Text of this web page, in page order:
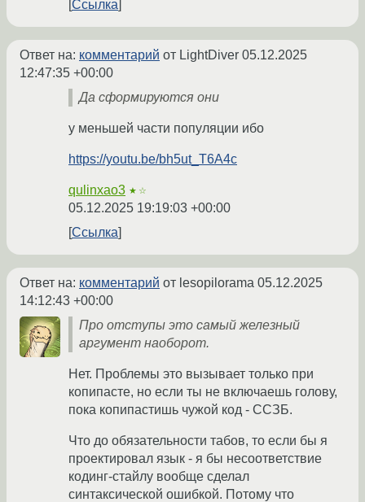
Ссылка
Ответ на: комментарий от LightDiver 05.12.2025
12:47:35 +00:00
Да сформируются они
у меньшей части популяции ибо
https://youtu.be/bh5ut_T6A4c
qulinxao3 ★☆
05.12.2025 19:19:03 +00:00
Ссылка
Ответ на: комментарий от lesopilorama 05.12.2025
14:12:43 +00:00
Про отступы это самый железный
аргумент наоборот.
Нет. Проблемы это вызывает только при
копипасте, но если ты не включаешь голову,
пока копипастишь чужой код - ССЗБ.
Что до обязательности табов, то если бы я
проектировал язык - я бы несоответствие
кодинг-стайлу вообще сделал
синтаксической ошибкой. Потому что